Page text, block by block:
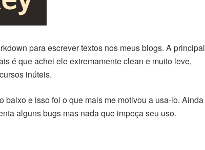
para escrever textos nos meus blogs. A principal
é que achei ele extremamente clean e muito leve,
inúteis.
baixo e isso foi o que mais me motivou a usa-lo. Ainda
alguns bugs mas nada que impeça seu uso.